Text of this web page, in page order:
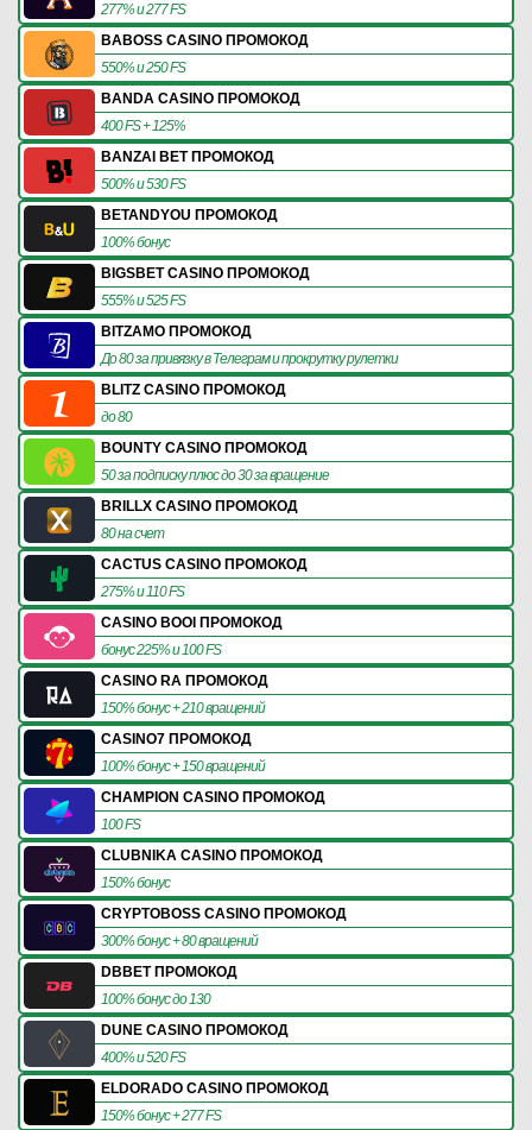
277% и 277 FS
BABOSS CASINO ПРОМОКОД
550% и 250 FS
BANDA CASINO ПРОМОКОД
400 FS + 125%
BANZAI BET ПРОМОКОД
500% и 530 FS
BETANDYOU ПРОМОКОД
100% бонус
BIGSBET CASINO ПРОМОКОД
555% и 525 FS
BITZAMO ПРОМОКОД
До 80 за привязку в Телеграм и прокрутку рулетки
BLITZ CASINO ПРОМОКОД
до 80
BOUNTY CASINO ПРОМОКОД
50 за подписку плюс до 30 за вращение
BRILLX CASINO ПРОМОКОД
80 на счет
CACTUS CASINO ПРОМОКОД
275% и 110 FS
CASINO BOOI ПРОМОКОД
бонус 225% и 100 FS
CASINO RA ПРОМОКОД
150% бонус + 210 вращений
CASINO7 ПРОМОКОД
100% бонус + 150 вращений
CHAMPION CASINO ПРОМОКОД
100 FS
CLUBNIKA CASINO ПРОМОКОД
150% бонус
CRYPTOBOSS CASINO ПРОМОКОД
300% бонус + 80 вращений
DBBET ПРОМОКОД
100% бонус до 130
DUNE CASINO ПРОМОКОД
400% и 520 FS
ELDORADO CASINO ПРОМОКОД
150% бонус + 277 FS